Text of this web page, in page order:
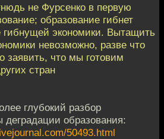
не Фурсенко в первую
образование гибнет
гибнущей экономики. Вытащить
невозможно, разве что
заявить, что мы готовим
стран
глубокий разбор
деградации образования:
50493.html